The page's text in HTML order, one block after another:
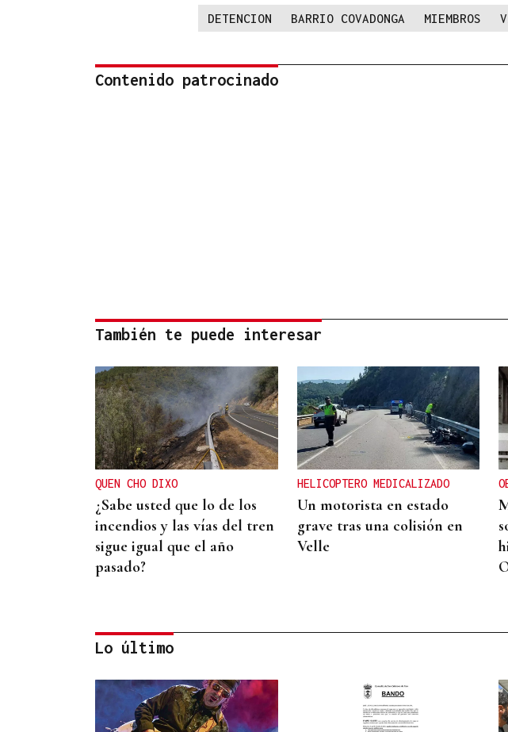
DETENCION BARRIO COVADONGA MIEMBROS
Contenido patrocinado
También te puede interesar
QUEN CHO DIXO
¿Sabe usted que lo de los
incendios y las vías del tren
sigue igual que el año
pasado?
HELICOPTERO MEDICALIZADO
Un motorista en estado
grave tras una colisión en
Velle
CANEDO
Lo último